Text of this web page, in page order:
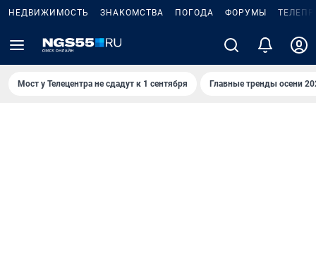
НЕДВИЖИМОСТЬ ЗНАКОМСТВА ПОГОДА ФОРУМЫ
Мост у Телецентра не сдадут к 1 сентября Главные тренды осени